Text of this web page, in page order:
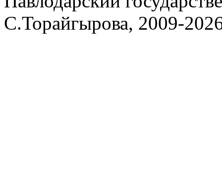
С.Торайгырова, 2009-